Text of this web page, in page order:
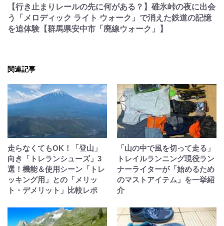
【行き止まりレールの先に何がある？】碓氷峠の夜に出会
う「メロディック ライト ウォーク」で消えた鉄道の記憶
を追体験【群馬県安中市「廃線ウォーク」】
関連記事
走らなくてもOK！「登山」
向き「トレランシューズ」3
選！機能＆使用シーン「トレ
ッキング用」との「メリッ
ト・デメリット」比較レポ
「山の中で風を切って走る」
トレイルランニング現役ラン
ナーライターが「始めるため
のマストアイテム」を一挙紹
介